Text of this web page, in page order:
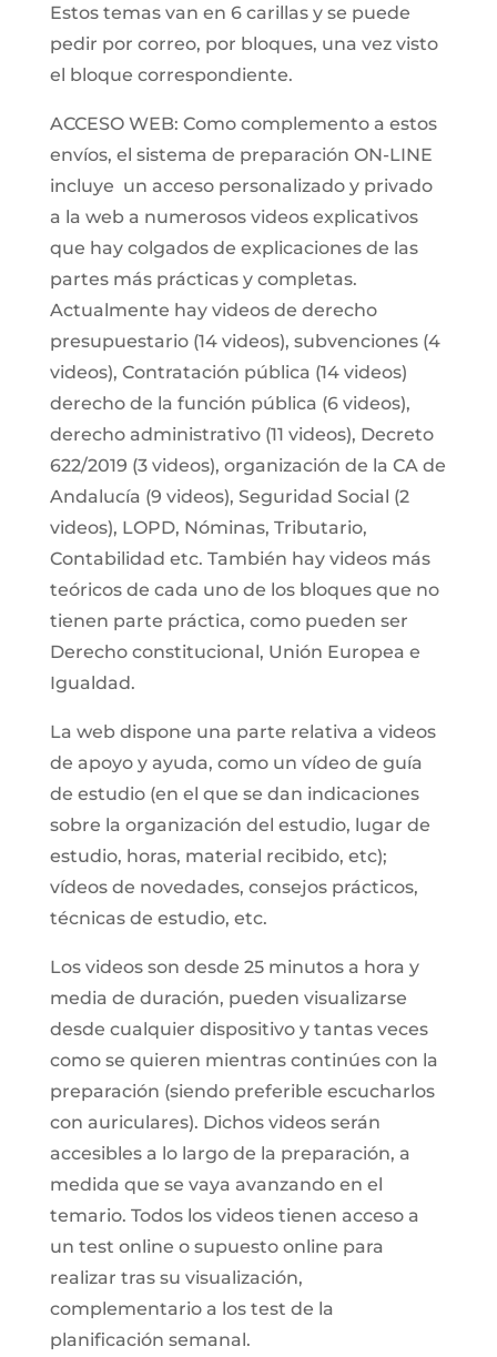
Estos temas van en 6 carillas y se puede
pedir por correo, por bloques, una vez visto
el bloque correspondiente.
ACCESO WEB: Como complemento a estos
envíos, el sistema de preparación ON-LINE
incluye un acceso personalizado y privado
a la web a numerosos videos explicativos
que hay colgados de explicaciones de las
partes más prácticas y completas.
Actualmente hay videos de derecho
presupuestario (14 videos), subvenciones (4
videos), Contratación pública (14 videos)
derecho de la función pública (6 videos),
derecho administrativo (11 videos), Decreto
622/2019 (3 videos), organización de la CA de
Andalucía (9 videos), Seguridad Social (2
videos), LOPD, Nóminas, Tributario,
Contabilidad etc. También hay videos más
teóricos de cada uno de los bloques que no
tienen parte práctica, como pueden ser
Derecho constitucional, Unión Europea e
Igualdad.
La web dispone una parte relativa a videos
de apoyo y ayuda, como un vídeo de guía
de estudio (en el que se dan indicaciones
sobre la organización del estudio, lugar de
estudio, horas, material recibido, etc);
vídeos de novedades, consejos prácticos,
técnicas de estudio, etc.
Los videos son desde 25 minutos a hora y
media de duración, pueden visualizarse
desde cualquier dispositivo y tantas veces
como se quieren mientras continúes con la
preparación (siendo preferible escucharlos
con auriculares). Dichos videos serán
accesibles a lo largo de la preparación, a
medida que se vaya avanzando en el
temario. Todos los videos tienen acceso a
un test online o supuesto online para
realizar tras su visualización,
complementario a los test de la
planificación semanal.